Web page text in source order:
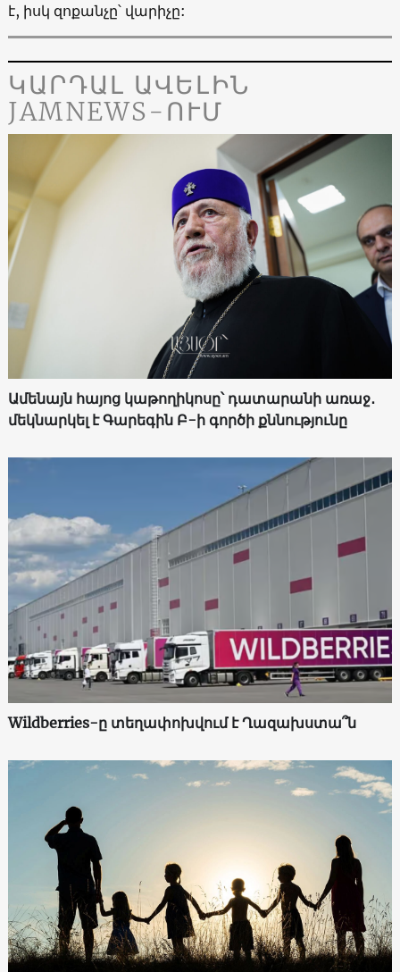
է, իսկ զոքանչը՝ վարիչը:
ԿԱՐԴԱԼ ԱՎԵԼԻՆ
JAMNEWS-ՈՒՄ
Ամենայն հայոց կաթողիկոսը՝ դատարանի առաջ․
մեկնարկել է Գարեգին Բ-ի գործի քննությունը
Wildberries-ը տեղափոխվում է Ղազախստա՞ն